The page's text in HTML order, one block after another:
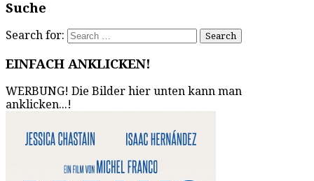
Suche
Search for:
EINFACH ANKLICKEN!
WERBUNG! Die Bilder hier unten kann man
anklicken...!